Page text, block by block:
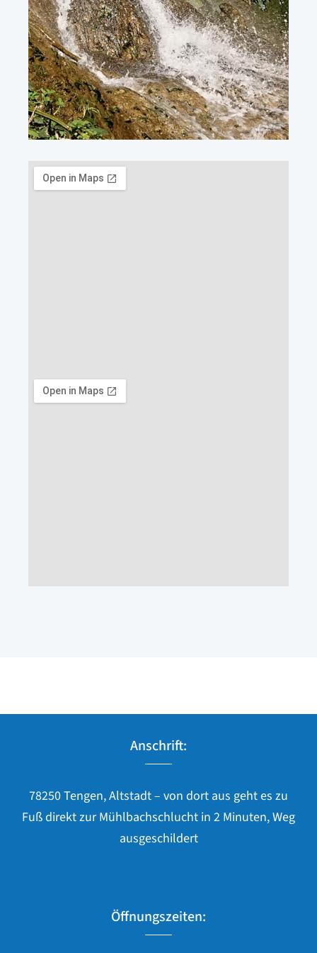
Anschrift:
78250 Tengen, Altstadt – von dort aus geht es zu
Fuß direkt zur Mühlbachschlucht in 2 Minuten, Weg
ausgeschildert
Öffnungszeiten: